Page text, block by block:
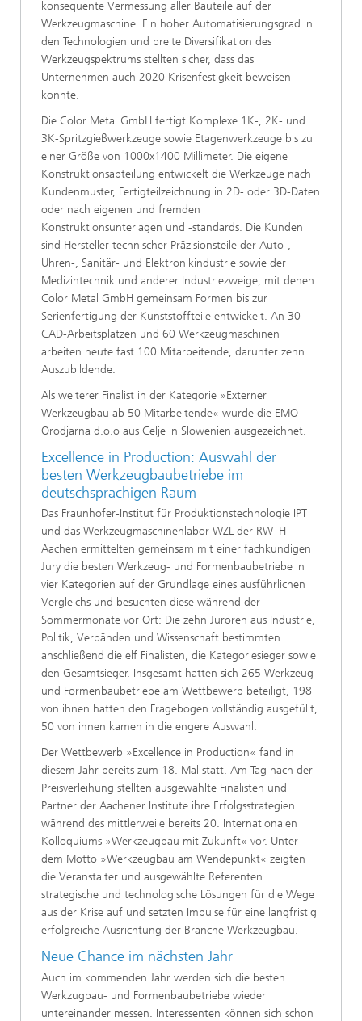
konsequente Vermessung aller Bauteile auf der
Werkzeugmaschine. Ein hoher Automatisierungsgrad in
den Technologien und breite Diversifikation des
Werkzeugspektrums stellten sicher, dass das
Unternehmen auch 2020 Krisenfestigkeit beweisen
konnte.
Die Color Metal GmbH fertigt Komplexe 1K-, 2K- und
3K-Spritzgießwerkzeuge sowie Etagenwerkzeuge bis zu
einer Größe von 1000x1400 Millimeter. Die eigene
Konstruktionsabteilung entwickelt die Werkzeuge nach
Kundenmuster, Fertigteilzeichnung in 2D- oder 3D-Daten
oder nach eigenen und fremden
Konstruktionsunterlagen und -standards. Die Kunden
sind Hersteller technischer Präzisionsteile der Auto-,
Uhren-, Sanitär- und Elektronikindustrie sowie der
Medizintechnik und anderer Industriezweige, mit denen
Color Metal GmbH gemeinsam Formen bis zur
Serienfertigung der Kunststoffteile entwickelt. An 30
CAD-Arbeitsplätzen und 60 Werkzeugmaschinen
arbeiten heute fast 100 Mitarbeitende, darunter zehn
Auszubildende.
Als weiterer Finalist in der Kategorie »Externer
Werkzeugbau ab 50 Mitarbeitende« wurde die EMO –
Orodjarna d.o.o aus Celje in Slowenien ausgezeichnet.
Excellence in Production: Auswahl der
besten Werkzeugbaubetriebe im
deutschsprachigen Raum
Das Fraunhofer-Institut für Produktionstechnologie IPT
und das Werkzeugmaschinenlabor WZL der RWTH
Aachen ermittelten gemeinsam mit einer fachkundigen
Jury die besten Werkzeug- und Formenbaubetriebe in
vier Kategorien auf der Grundlage eines ausführlichen
Vergleichs und besuchten diese während der
Sommermonate vor Ort: Die zehn Juroren aus Industrie,
Politik, Verbänden und Wissenschaft bestimmten
anschließend die elf Finalisten, die Kategoriesieger sowie
den Gesamtsieger. Insgesamt hatten sich 265 Werkzeug-
und Formenbaubetriebe am Wettbewerb beteiligt, 198
von ihnen hatten den Fragebogen vollständig ausgefüllt,
50 von ihnen kamen in die engere Auswahl.
Der Wettbewerb »Excellence in Production« fand in
diesem Jahr bereits zum 18. Mal statt. Am Tag nach der
Preisverleihung stellten ausgewählte Finalisten und
Partner der Aachener Institute ihre Erfolgsstrategien
während des mittlerweile bereits 20. Internationalen
Kolloquiums »Werkzeugbau mit Zukunft« vor. Unter
dem Motto »Werkzeugbau am Wendepunkt« zeigten
die Veranstalter und ausgewählte Referenten
strategische und technologische Lösungen für die Wege
aus der Krise auf und setzten Impulse für eine langfristig
erfolgreiche Ausrichtung der Branche Werkzeugbau.
Neue Chance im nächsten Jahr
Auch im kommenden Jahr werden sich die besten
Werkzugbau- und Formenbaubetriebe wieder
untereinander messen. Interessenten können sich schon